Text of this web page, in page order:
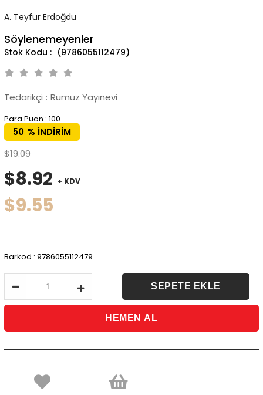
A. Teyfur Erdoğdu
Söylenemeyenler
(9786055112479)
Tedarikçi : Rumuz Yayınevi
Para Puan : 100
%
50
İNDIRIM
$19.09
$8.92 + KDV
$9.55
Barkod : 9786055112479